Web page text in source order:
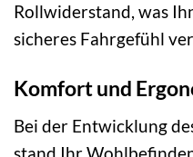
Rollwiderstand, was
sicheres Fahrgefühl
Komfort und
Bei der Entwicklung